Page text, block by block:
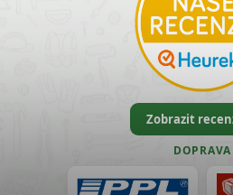
Zobrazit
DOPRAVA